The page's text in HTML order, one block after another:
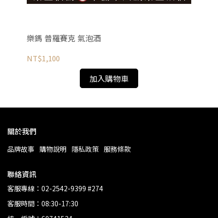
樂鎷 普羅賽克 氣泡酒
NT$1,100
加入購物車
關於我們
品牌故事 購物說明 隱私政策 服務條款
聯絡資訊
客服專線：02-2542-9399 #274
客服時間：08:30-17:30